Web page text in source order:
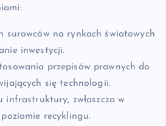
surowców na rynkach światowych
inwestycji.
przepisów prawnych do
się technologii.
infrastruktury, zwłaszcza w
recyklingu.